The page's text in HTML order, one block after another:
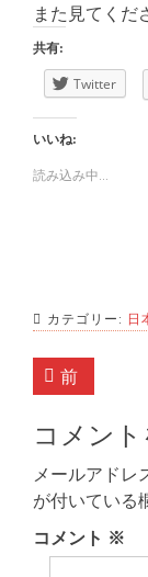
また見てくだ
共有:
Twitter
いいね:
読み込み中...
カテゴリー: 日
投
ナ
ビ
ゲ
ー
前前
の
記
コメン
メールアドレ
が付いている
コメント ※